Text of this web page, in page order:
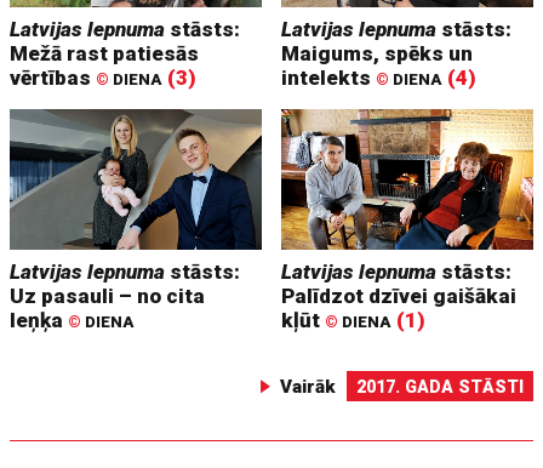
Latvijas lepnuma stāsts:
Mežā rast patiesās
vērtības © DIENA (3)
Latvijas lepnuma stāsts:
Maigums, spēks un
intelekts © DIENA (4)
Latvijas lepnuma stāsts:
Uz pasauli – no cita
leņķa © DIENA
Latvijas lepnuma stāsts:
Palīdzot dzīvei gaišākai
kļūt © DIENA (1)
Vairāk 2017. GADA STĀSTI